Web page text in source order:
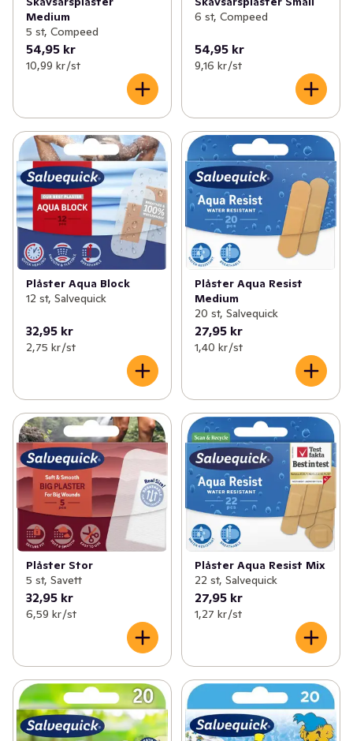
Medium
5 st, Compeed
54,95 kr
10,99 kr /st
6 st, Compeed
54,95 kr
9,16 kr /st
Plåster Aqua Block
12 st, Salvequick
32,95 kr
2,75 kr /st
Plåster Aqua Resist
Medium
20 st, Salvequick
27,95 kr
1,40 kr /st
Plåster Stor
5 st, Savett
32,95 kr
6,59 kr /st
Plåster Aqua Resist Mix
22 st, Salvequick
27,95 kr
1,27 kr /st